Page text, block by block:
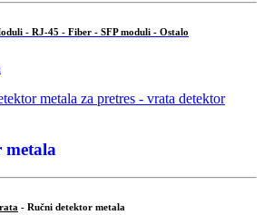
- RJ-45 - Fiber - SFP moduli - Ostalo
metala
- Ručni detektor metala